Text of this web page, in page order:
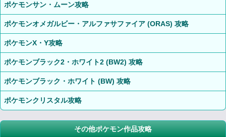
ポケモンサン・ムーン攻略
ポケモンオメガルビー・アルファサファイア (ORAS) 攻略
ポケモンX・Y攻略
ポケモンブラック2・ホワイト2 (BW2) 攻略
ポケモンブラック・ホワイト (BW) 攻略
ポケモンクリスタル攻略
その他ポケモン作品攻略